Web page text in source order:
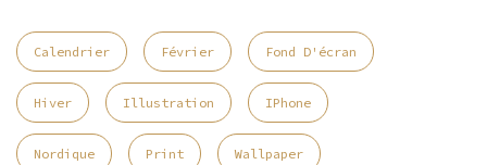
Calendrier Février Fond D'écran
Hiver Illustration IPhone
Nordique Print Wallpaper